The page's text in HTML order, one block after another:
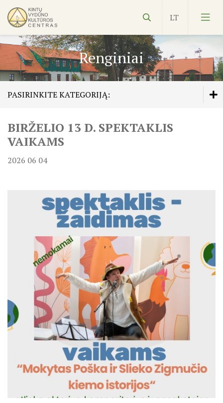
Ekspozicijos
NVŠ
KILNOJAMOJI Emalio darbų paroda KLAIPĖDOS
ŠILUTĖS ŽRVVG ,,ŽUVĖJŲ KRAŠTAS" PROJEKTAS 2025/
KULTŪROS MINISTERIJOS PROJEKTAS ''KODAS:
KPD PROJEKTAS ,,MAŽOSIOS LIETUVOS MOKYKLA-
KPD PROJEKTAS ,,MAŽOSIOS LIETUVOS MOKYKLA-
KPD PROJEKTAS ,,MAŽOSIOS LIETUVOS MOKYKLA-
KPD PROJEKTAS ,,MAŽOSIOS LIETUVOS MOKYKLA-
KPD PROJEKTAS ,,MAŽOSIOS LIETUVOS MOKYKLA-
Renginiai
PASIRINKITE KATEGORIJĄ:
Veiklos planas
BIRŽELIO 13 D. SPEKTAKLIS
VAIKAMS
2026 06 04